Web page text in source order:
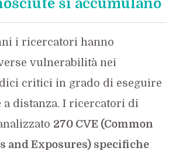
si accumulano
i ricercatori hanno
vulnerabilità nei
critici in grado di eseguire
a distanza. I ricercatori di
270 CVE (Common
and Exposures) specifiche